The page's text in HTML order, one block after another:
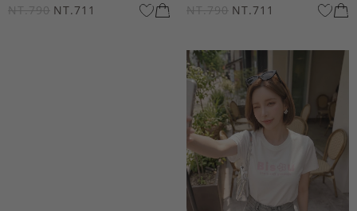
NT.790 NT.711 NT.790 NT.711